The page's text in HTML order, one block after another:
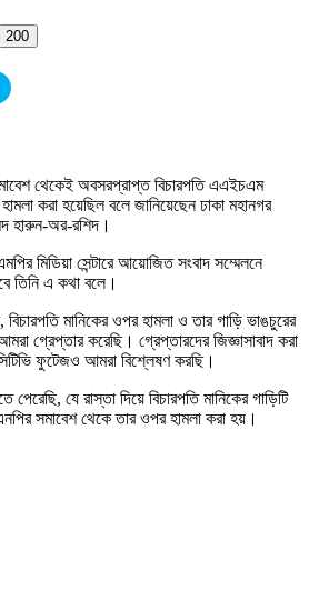
200
থেকেই অবসরপ্রাপ্ত বিচারপতি এএইচএম
করা হয়েছিল বলে জানিয়েছেন ঢাকা মহানগর
হারুন-অর-রশিদ।
মিডিয়া সেন্টারে আয়োজিত সংবাদ সম্মেলনে
তিনি এ কথা বলে।
মানিকের ওপর হামলা ও তার গাড়ি ভাঙচুরের
গ্রেপ্তার করেছি। গ্রেপ্তারদের জিজ্ঞাসাবাদ করা
ফুটেজও আমরা বিশ্লেষণ করছি।
পেরেছি, যে রাস্তা দিয়ে বিচারপতি মানিকের গাড়িটি
সমাবেশ থেকে তার ওপর হামলা করা হয়।